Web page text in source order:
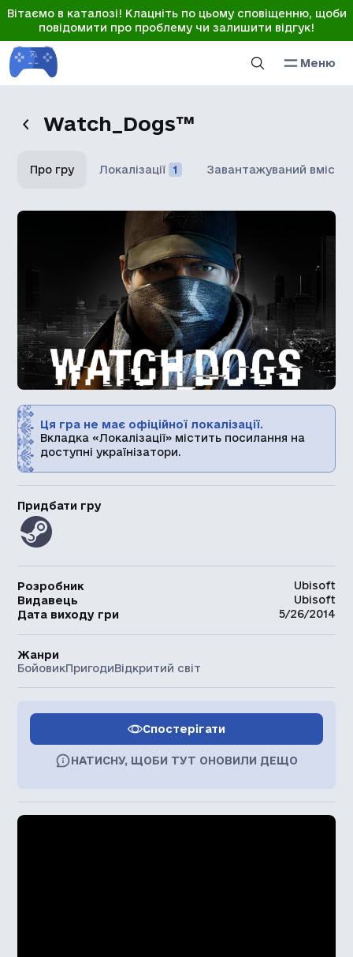
Вітаємо в каталозі! Клацніть по цьому сповіщенню, щоби
повідомити про проблему чи залишити відгук!
Меню
Watch_Dogs™
Про гру Локалізації 1 Завантажуваний вміст
Ця гра не має офіційної локалізації.
Вкладка «Локалізації» містить посилання на
доступні українізатори.
Придбати гру
Розробник
Ubisoft
Видавець
Ubisoft
Дата виходу гри
5/26/2014
Жанри
БойовикПригодиВідкритий світ
Спостерігати
НАТИСНУ, ЩОБИ ТУТ ОНОВИЛИ ДЕЩО